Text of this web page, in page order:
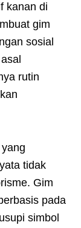
kanan di
gim
sosial
rutin
tidak
Gim
pada
simbol